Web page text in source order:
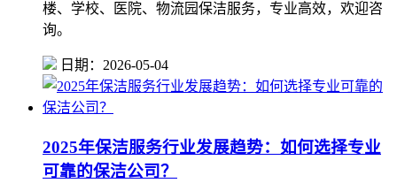
楼、学校、医院、物流园保洁服务，专业高效，欢迎咨
询。
日期：2026-05-04
2025年保洁服务行业发展趋势：如何选择专业
可靠的保洁公司？